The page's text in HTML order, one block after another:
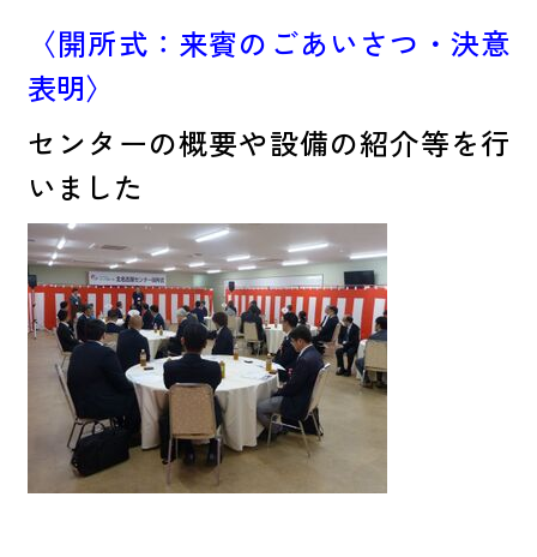
〈開所式：来賓のごあいさつ・決意
表明〉
センターの概要や設備の紹介等を行
いました